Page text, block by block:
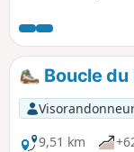
Boucle du
9,51 km